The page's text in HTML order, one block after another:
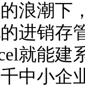
潮下，
进销存
就能建
中小企